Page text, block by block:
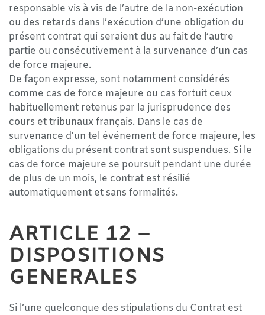
responsable vis à vis de l’autre de la non-exécution
ou des retards dans l’exécution d’une obligation du
présent contrat qui seraient dus au fait de l’autre
partie ou consécutivement à la survenance d’un cas
de force majeure.
De façon expresse, sont notamment considérés
comme cas de force majeure ou cas fortuit ceux
habituellement retenus par la jurisprudence des
cours et tribunaux français. Dans le cas de
survenance d'un tel événement de force majeure, les
obligations du présent contrat sont suspendues. Si le
cas de force majeure se poursuit pendant une durée
de plus de un mois, le contrat est résilié
automatiquement et sans formalités.
ARTICLE 12 –
DISPOSITIONS
GENERALES
Si l’une quelconque des stipulations du Contrat est